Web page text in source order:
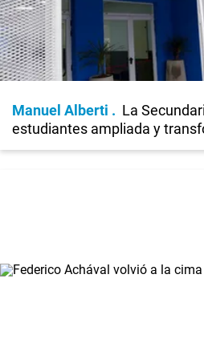
Manuel Alberti
La
estudiantes ampliada y